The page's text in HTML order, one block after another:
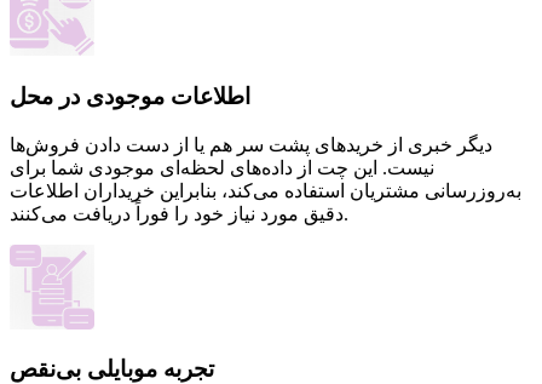
اطلاعات موجودی در محل
دیگر خبری از خریدهای پشت سر هم یا از دست دادن فروش‌ها
نیست. این چت از داده‌های لحظه‌ای موجودی شما برای
به‌روزرسانی مشتریان استفاده می‌کند، بنابراین خریداران اطلاعات
دقیق مورد نیاز خود را فوراً دریافت می‌کنند.
تجربه موبایلی بی‌نقص